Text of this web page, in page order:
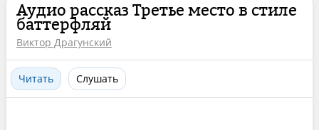
Аудио рассказ Третье место в стиле
баттерфляй
Виктор Драгунский
Читать Слушать